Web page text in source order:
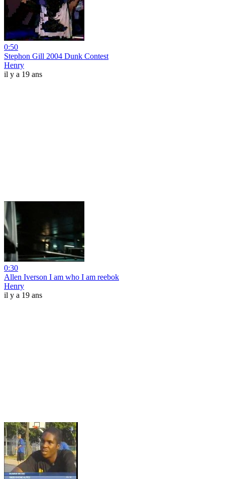
0:50
Stephon Gill 2004 Dunk Contest
Henry
il y a 19 ans
0:30
Allen Iverson I am who I am reebok
Henry
il y a 19 ans